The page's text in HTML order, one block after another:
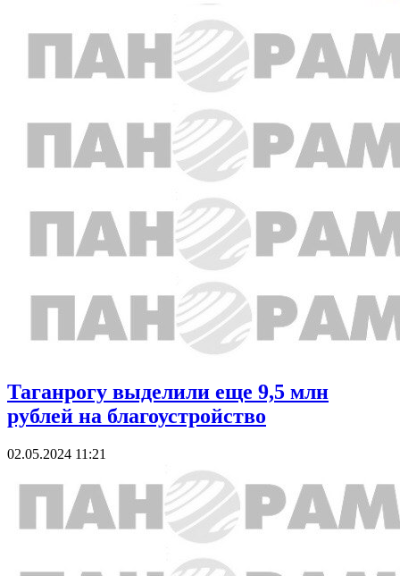
Таганрогу выделили еще 9,5 млн
рублей на благоустройство
02.05.2024 11:21